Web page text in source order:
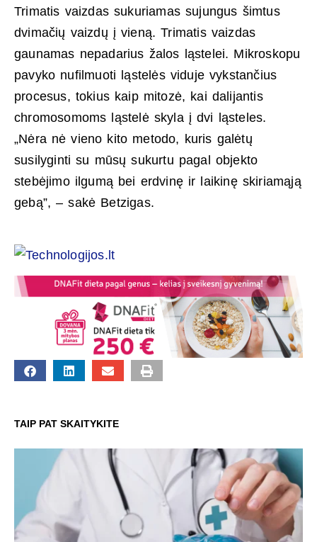
Trimatis vaizdas sukuriamas sujungus šimtus
dvimačių vaizdų į vieną. Trimatis vaizdas
gaunamas nepadarius žalos ląstelei. Mikroskopu
pavyko nufilmuoti ląstelės viduje vykstančius
procesus, tokius kaip mitozė, kai dalijantis
chromosomoms ląstelė skyla į dvi ląsteles.
„Nėra nė vieno kito metodo, kuris galėtų
susilyginti su mūsų sukurtu pagal objekto
stebėjimo ilgumą bei erdvinę ir laikinę skiriamąją
gebą”, – sakė Betzigas.
TAIP PAT SKAITYKITE